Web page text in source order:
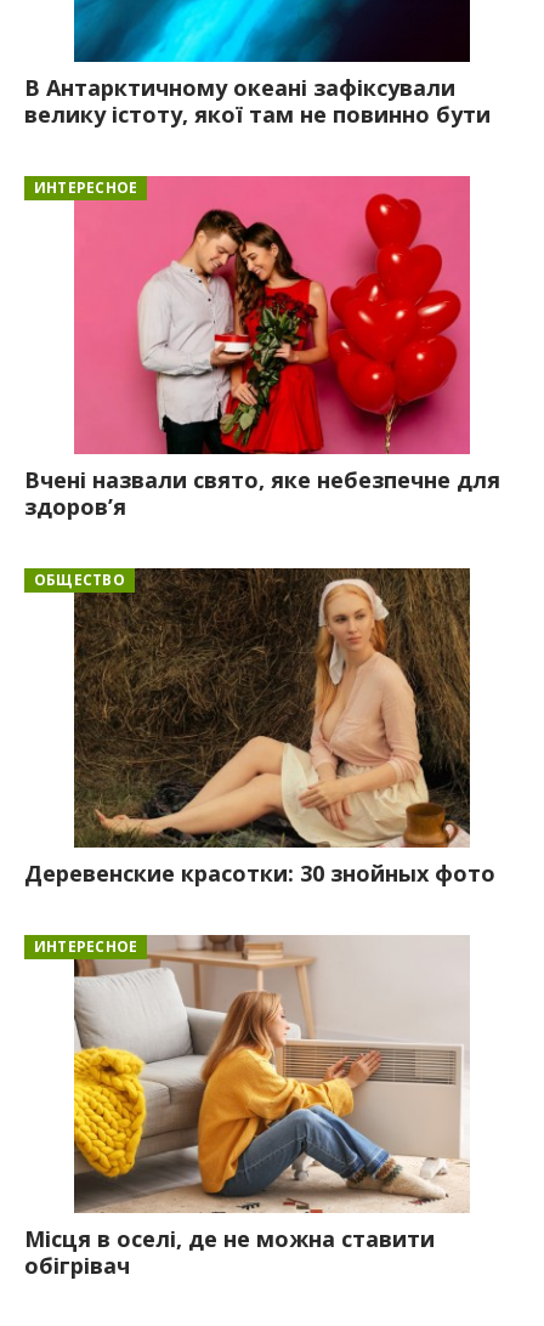
В Антарктичному океані зафіксували
велику істоту, якої там не повинно бути
ИНТЕРЕСНОЕ
Вчені назвали свято, яке небезпечне для
здоров’я
ОБЩЕСТВО
Деревенские красотки: 30 знойных фото
ИНТЕРЕСНОЕ
Місця в оселі, де не можна ставити
обігрівач